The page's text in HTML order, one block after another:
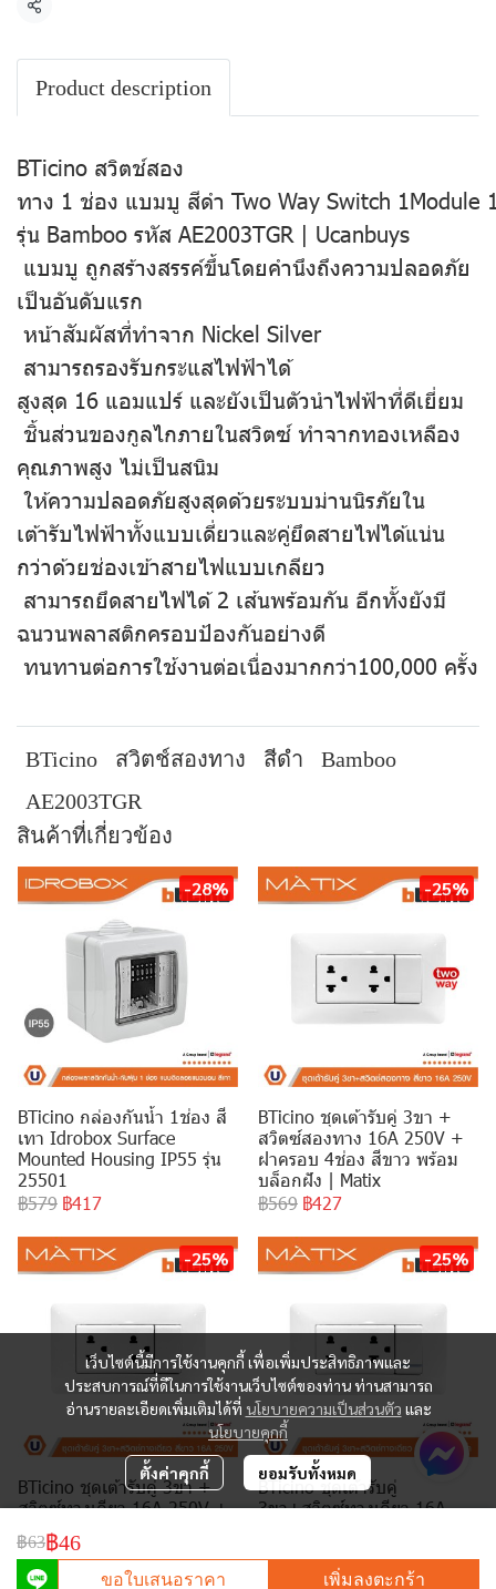
แชร์
Product description
BTicino สวิตช์สอง
ทาง 1 ช่อง แบมบู สีดำ Two Way Switch 1Module
รุ่น Bamboo รหัส AE2003TGR | Ucanbuys
แบมบู ถูกสร้างสรรค์ขึ้นโดยคำนึงถึงความปลอดภัย
เป็นอันดับแรก
หน้าสัมผัสที่ทำจาก Nickel Silver
สามารถรองรับกระแสไฟฟ้าได้
สูงสุด 16 แอมแปร์ และยังเป็นตัวนำไฟฟ้าที่ดีเยี่ยม
ชิ้นส่วนของกูลไกภายในสวิตซ์ ทำจากทองเหลือง
คุณภาพสูง ไม่เป็นสนิม
ให้ความปลอดภัยสูงสุดด้วยระบบม่านนิรภัยใน
เต้ารับไฟฟ้าทั้งแบบเดี่ยวและคู่ยึดสายไฟได้แน่น
กว่าด้วยช่องเข้าสายไฟแบบเกลียว
สามารถยึดสายไฟได้ 2 เส้นพร้อมกัน อีกทั้งยังมี
ฉนวนพลาสติกครอบป้องกันอย่างดี
ทนทานต่อการใช้งานต่อเนื่องมากกว่า100,000 ครั้ง
BTicino สวิตช์สองทาง สีดำ
Bamboo
AE2003TGR
สินค้าที่เกี่ยวข้อง
-28%
BTicino กล่องกันน้ำ 1ช่อง สี
เทา Idrobox Surface
Mounted Housing IP55 รุ่น
25501
฿579 ฿417
-25%
BTicino ชุดเต้ารับคู่ 3ขา +
สวิตซ์สองทาง 16A 250V +
ฝาครอบ 4ช่อง สีขาว พร้อม
บล็อกฝัง | Matix
฿569 ฿427
-25%
BTicino ชุดเต้ารับคู่ 3ขา +
สวิตซ์ทางเดียว 16A 250V +
ฝาครอบ 4ช่อง สีขาว พร้อม
บล็อกฝัง | Matix
฿534
฿401
-25%
BTicino ชุดเต้ารับคู่
3ขา+สวิตซ์ทางเดียว 16A
฿63฿46
ขอใบเสนอราคา เพิ่มลงตะกร้า
เว็บไซต์นี้มีการใช้งานคุกกี้ เพื่อเพิ่มประสิทธิภาพและ
ประสบการณ์ที่ดีในการใช้งานเว็บไซต์ของท่าน ท่านสามารถ
อ่านรายละเอียดเพิ่มเติมได้ที่ นโยบายความเป็นส่วนตัว และ
นโยบายคุกกี้
ตั้งค่าคุกกี้ ยอมรับทั้งหมด